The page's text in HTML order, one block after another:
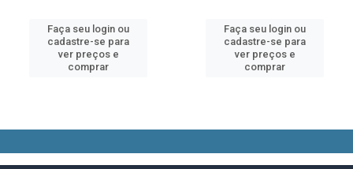
Faça seu login ou
cadastre-se para
ver preços e
comprar
Faça seu login ou
cadastre-se para
ver preços e
comprar